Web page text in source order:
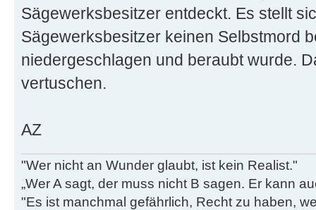
Sägewerksbesitzer entdeckt. Es stellt
Sägewerksbesitzer keinen Selbstmord
niedergeschlagen und beraubt wurde.
vertuschen.
AZ
"Wer nicht an Wunder glaubt, ist kein Realist."
„Wer A sagt, der muss nicht B sagen. Er kann
"Es ist manchmal gefährlich, Recht zu haben,